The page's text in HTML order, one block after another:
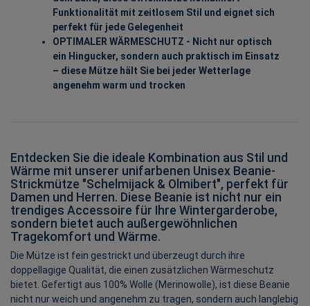
Funktionalität mit zeitlosem Stil und eignet sich
perfekt für jede Gelegenheit
OPTIMALER WÄRMESCHUTZ - Nicht nur optisch
ein Hingucker, sondern auch praktisch im Einsatz
– diese Mütze hält Sie bei jeder Wetterlage
angenehm warm und trocken
Entdecken Sie die ideale Kombination aus Stil und
Wärme mit unserer unifarbenen Unisex Beanie-
Strickmütze "Schelmijack & Olmibert", perfekt für
Damen und Herren. Diese Beanie ist nicht nur ein
trendiges Accessoire für Ihre Wintergarderobe,
sondern bietet auch außergewöhnlichen
Tragekomfort und Wärme.
Die Mütze ist fein gestrickt und überzeugt durch ihre
doppellagige Qualität, die einen zusätzlichen Wärmeschutz
bietet. Gefertigt aus 100% Wolle (Merinowolle), ist diese Beanie
nicht nur weich und angenehm zu tragen, sondern auch langlebig